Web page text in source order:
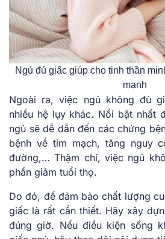
Ngủ đủ giấc giúp cho tinh thần
mạnh
Ngoài ra, việc ngủ không đủ
nhiều hệ lụy khác. Nổi bật nhất
ngủ sẽ dễ dẫn đến các chứng
bệnh về tim mạch, tăng nguy
đường,… Thậm chí, việc ngủ
phần giảm tuổi thọ.
Do đó, để đảm bảo chất lượng
giấc là rất cần thiết. Hãy xây
đúng giờ. Nếu điều kiện sống